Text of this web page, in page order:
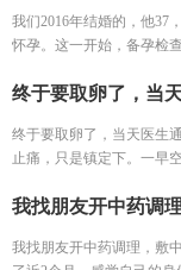
轻，卵巢敏感，受到大量
质缺失导致大量血液里的
医生说要平常心，但我看
为医生要求移植前三天每
身体之后，我对自己有信
之后我直接回家了。
我们2016年结婚的，他37
怀孕。这一开始，备孕检
最可惜的，所以第一我要
侧堵塞。我产科的闺蜜说
分析了自己的情况，觉得
了。
终于要取卵了，当天医生
止痛，只是镇定下。一早
行了。 结果出来了，取了22个，配对17个，结果冻胚5个囊胚1个。取卵之后
出来少，可想而知多难受
我找朋友开中药调理，敷